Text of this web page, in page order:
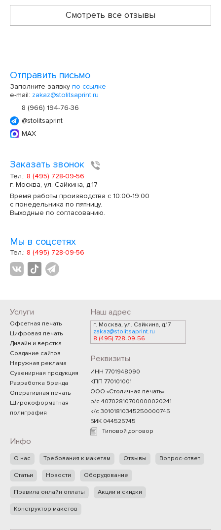
Смотреть все отзывы
Отправить письмо
Заполните заявку по ссылке
e-mail: zakaz@stolitsaprint.ru
8 (966) 194-76-36
@stolitsaprint
MAX
Заказать звонок
Тел.: 8 (495) 728-09-56
г. Москва, ул. Сайкина, д.17
Время работы производства с 10:00-19:00
с понедельника по пятницу.
Выходные по согласованию.
Мы в соцсетях
Тел.: 8 (495) 728-09-56
Услуги
Офсетная печать
Цифровая печать
Дизайн и верстка
Создание сайтов
Наружная реклама
Сувенирная продукция
Разработка бренда
Оперативная печать
Широкоформатная
полиграфия
Наш адрес
г. Москва, ул. Сайкина, д.17
zakaz@stolitsaprint.ru
8 (495) 728-09-56
Реквизиты
ИНН 7701948090
КПП 770101001
ООО «Столичная печать»
р/с 40702810700000020241
к/с 30101810345250000745
БИК 044525745
Типовой договор
Инфо
О нас Требования к макетам Отзывы Вопрос-ответ
Статьи Новости Оборудование
Правила онлайн оплаты Акции и скидки
Конструктор макетов